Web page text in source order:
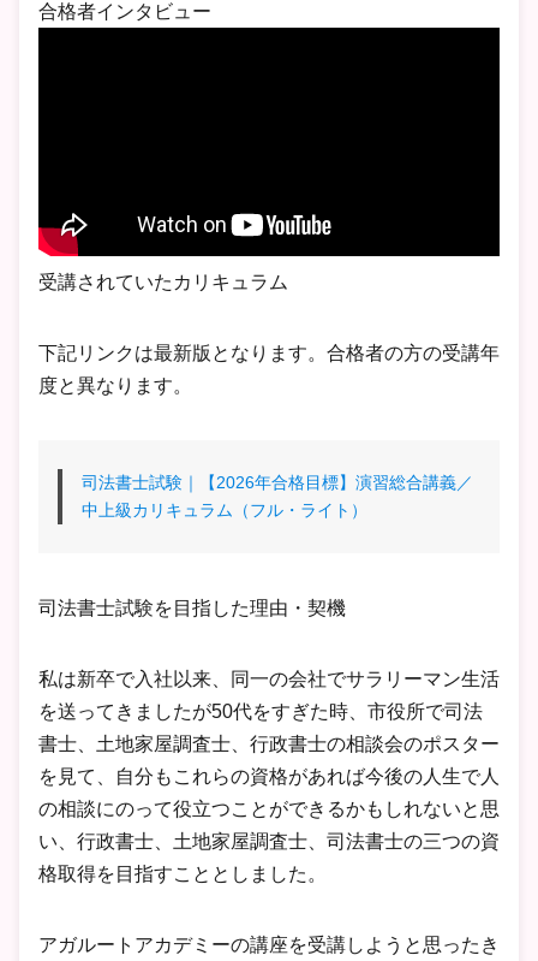
合格者インタビュー
受講されていたカリキュラム
下記リンクは最新版となります。合格者の方の受講年
度と異なります。
司法書士試験｜【2026年合格目標】演習総合講義／
中上級カリキュラム（フル・ライト）
司法書士試験を目指した理由・契機
私は新卒で入社以来、同一の会社でサラリーマン生活
を送ってきましたが50代をすぎた時、市役所で司法
書士、土地家屋調査士、行政書士の相談会のポスター
を見て、自分もこれらの資格があれば今後の人生で人
の相談にのって役立つことができるかもしれないと思
い、行政書士、土地家屋調査士、司法書士の三つの資
格取得を目指すこととしました。
アガルートアカデミーの講座を受講しようと思ったき